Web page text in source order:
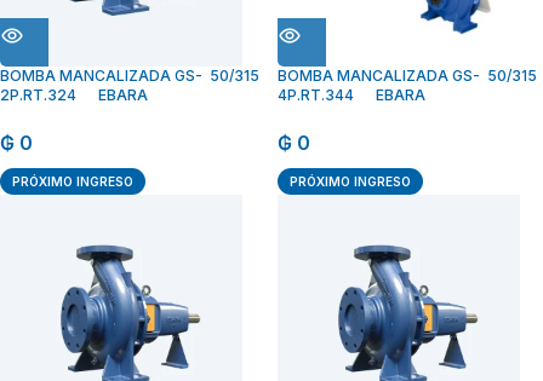
BOMBA MANCALIZADA GS- 50/315
2P.RT.324 EBARA
₲ 0
BOMBA MANCALIZADA GS- 50/315
4P.RT.344 EBARA
₲ 0
PRÓXIMO INGRESO PRÓXIMO INGRESO